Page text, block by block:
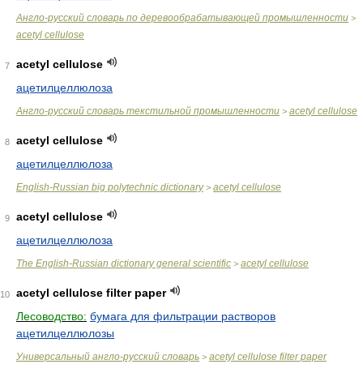
Англо-русский словарь по деревообрабатывающей промышленности >
acetyl cellulose
7
acetyl cellulose
ацетилцеллюлоза
Англо-русский словарь текстильной промышленности > acetyl cellulose
8
acetyl cellulose
ацетилцеллюлоза
English-Russian big polytechnic dictionary> acetyl cellulose
9
acetyl cellulose
ацетилцеллюлоза
The English-Russian dictionary general scientific > acetyl cellulose
10
acetyl cellulose filter paper
Лесоводство: бумага для фильтрации растворов
ацетилцеллюлозы
Универсальный англо-русский словарь > acetyl cellulose filter paper